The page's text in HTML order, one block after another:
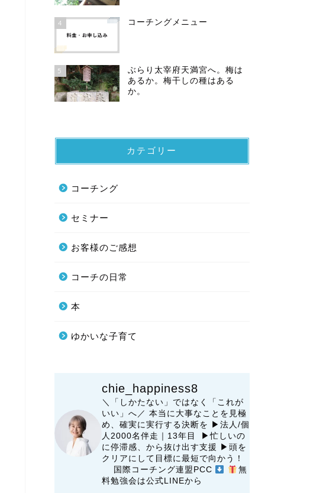
4 コーチングメニュー
5
ぶらり太宰府天満宮へ。梅は
あるか。梅干しの種はある
か。
カテゴリー
コーチング
セミナー
お客様のご感想
コーチの日常
本
ゆかいな子育て
chie_happiness8
＼「しかたない」ではなく「これが
いい」へ／ 本当に大事なことを見極
め、確実に実行する決断を ▶︎法人/個
人2000名伴走｜13年目 ▶︎忙しいの
に停滞感、から抜け出す支援 ▶︎頭を
クリアにして目標に最短で向かう！
国際コーチング連盟PCC
無
料勉強会は公式LINEから